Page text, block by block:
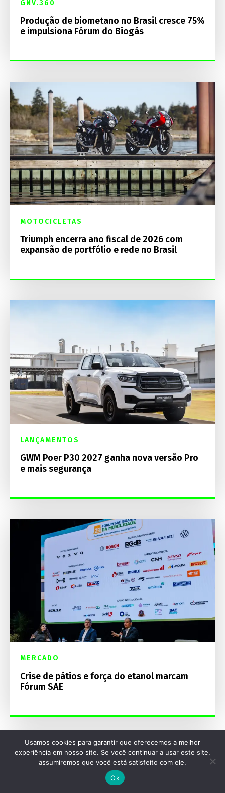
GNV.360
Produção de biometano no Brasil cresce 75%
e impulsiona Fórum do Biogás
MOTOCICLETAS
Triumph encerra ano fiscal de 2026 com
expansão de portfólio e rede no Brasil
LANÇAMENTOS
GWM Poer P30 2027 ganha nova versão Pro
e mais segurança
MERCADO
Crise de pátios e força do etanol marcam
Fórum SAE
Usamos cookies para garantir que oferecemos a melhor
experiência em nosso site. Se você continuar a usar este site,
assumiremos que você está satisfeito com ele.
Ok